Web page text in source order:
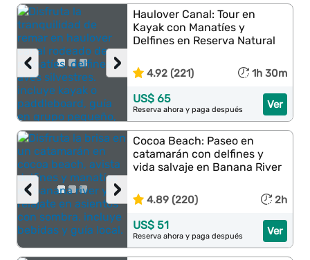
›
‹
Haulover Canal: Tour en
Kayak con Manatíes y
Delfines en Reserva Natural
4.92 (221) 1h 30m
Ver
US$ 65
Reserva ahora y paga después
›
‹
Cocoa Beach: Paseo en
catamarán con delfines y
vida salvaje en Banana River
4.89 (220) 2h
Ver
US$ 51
Reserva ahora y paga después